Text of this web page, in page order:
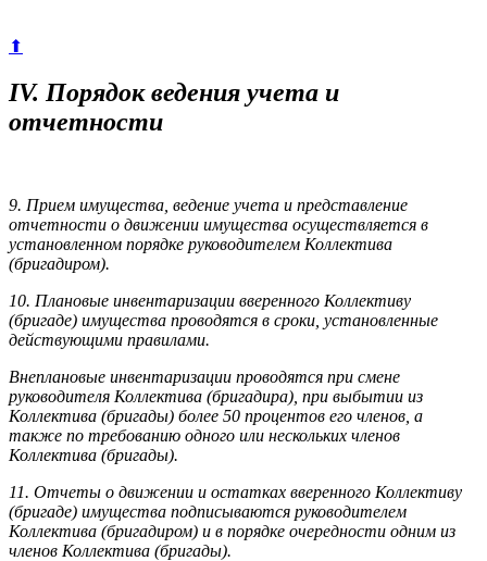
⬆
IV. Порядок ведения учета и
отчетности
9. Прием имущества, ведение учета и представление
отчетности о движении имущества осуществляется в
установленном порядке руководителем Коллектива
(бригадиром).
10. Плановые инвентаризации вверенного Коллективу
(бригаде) имущества проводятся в сроки, установленные
действующими правилами.
Внеплановые инвентаризации проводятся при смене
руководителя Коллектива (бригадира), при выбытии из
Коллектива (бригады) более 50 процентов его членов, а
также по требованию одного или нескольких членов
Коллектива (бригады).
11. Отчеты о движении и остатках вверенного Коллективу
(бригаде) имущества подписываются руководителем
Коллектива (бригадиром) и в порядке очередности одним из
членов Коллектива (бригады).